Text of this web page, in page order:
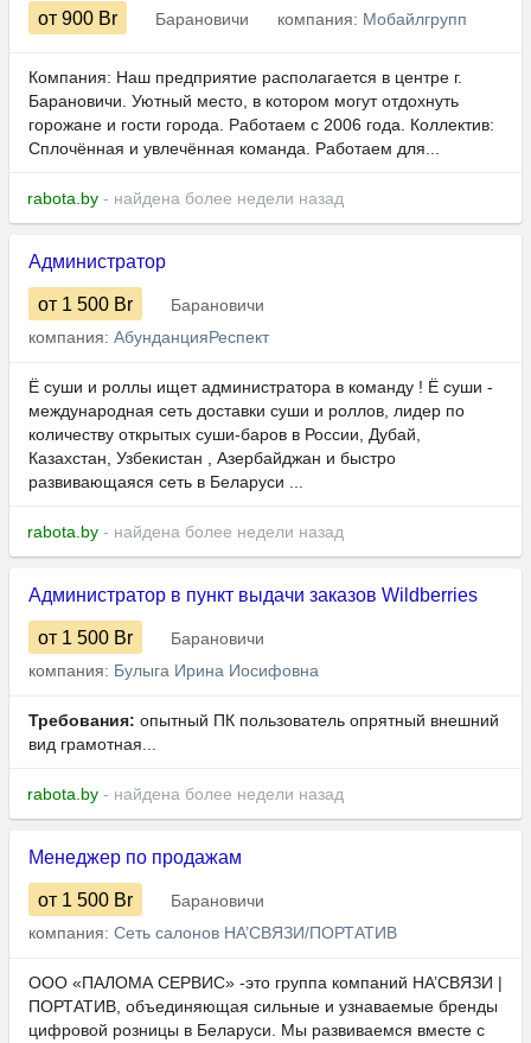
от 900 Br Барановичи компания: Мобайлгрупп
Компания: Наш предприятие располагается в центре г.
Барановичи. Уютный место, в котором могут отдохнуть
горожане и гости города. Работаем с 2006 года. Коллектив:
Сплочённая и увлечённая команда. Работаем для...
rabota.by - найдена более недели назад
Администратор
от 1 500 Br
Барановичи
компания: АбунданцияРеспект
Ё суши и роллы ищет администратора в команду ! Ё суши -
международная сеть доставки суши и роллов, лидер по
количеству открытых суши-баров в России, Дубай,
Казахстан, Узбекистан , Азербайджан и быстро
развивающаяся сеть в Беларуси ...
rabota.by - найдена более недели назад
Администратор в пункт выдачи заказов Wildberries
от 1 500 Br
Барановичи
компания: Булыга Ирина Иосифовна
Требования: опытный ПК пользователь опрятный внешний
вид грамотная...
rabota.by - найдена более недели назад
Менеджер по продажам
от 1 500 Br
Барановичи
компания: Сеть салонов НА’СВЯЗИ/ПОРТАТИВ
ООО «ПАЛОМА СЕРВИС» -это группа компаний НА’СВЯЗИ |
ПОРТАТИВ, объединяющая сильные и узнаваемые бренды
цифровой розницы в Беларуси. Мы развиваемся вместе с